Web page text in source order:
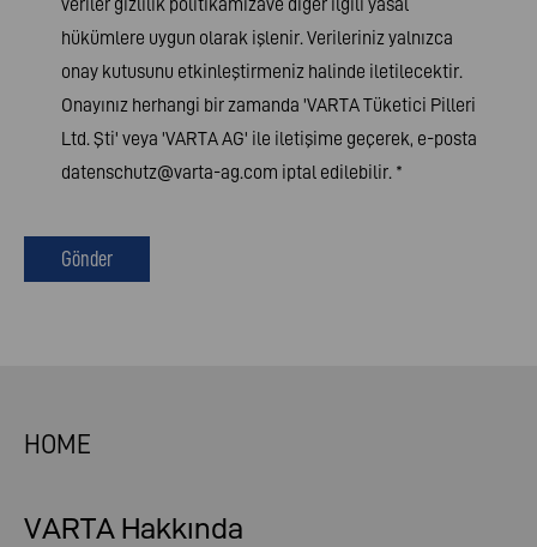
hükümlere uygun olarak işlenir. Verileriniz yalnızca
onay kutusunu etkinleştirmeniz halinde iletilecektir.
Onayınız herhangi bir zamanda 'VARTA Tüketici Pilleri
Ltd. Şti' veya 'VARTA AG' ile iletişime geçerek, e-posta
datenschutz@varta-ag.com iptal edilebilir. *
Gönder
HOME
VARTA Hakkında